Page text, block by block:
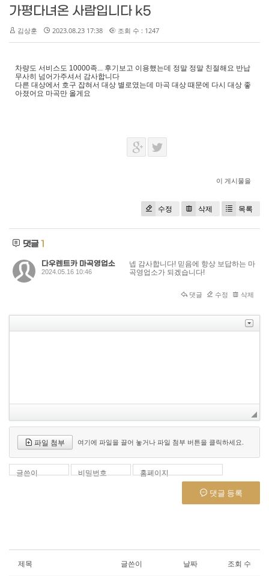
가평다녀온 사람입니다 k5
김상훈 2023.08.23 17:38 조회 수 : 1247
차량도 서비스도 10000족... 후기보고 이용했는데 정말 정말 친절해요 반납
무사히 넘어가주셔서 감사합니다
다른 대상에서 호구 잡혀서 대상 별로였는데 마곡 대상 때문에 다시 대상 좋
아졌어요 마곡만 올게요
이 게시물을
수정 삭제 목록
댓글1
다우렌트카 마곡영업소
2024.05.16 10:46
넵 감사합니다! 믿음에 항상 보답하는 마
곡영업소가 되겠습니다!
댓글 수정 삭제
파일 첨부 여기에 파일을 끌어 놓거나 파일 첨부 버튼을 클릭하세요.
글쓴이 비밀번호 홈페이지
댓글 등록
제목 글쓴이 날짜 조회 수